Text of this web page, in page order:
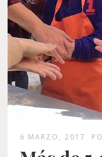
6 MARZO, 2017